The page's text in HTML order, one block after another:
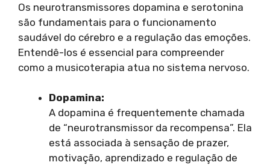
Os neurotransmissores dopamina e serotonina
são fundamentais para o funcionamento
saudável do cérebro e a regulação das emoções.
Entendê-los é essencial para compreender
como a musicoterapia atua no sistema nervoso.
Dopamina:
A dopamina é frequentemente chamada
de “neurotransmissor da recompensa”. Ela
está associada à sensação de prazer,
motivação, aprendizado e regulação de